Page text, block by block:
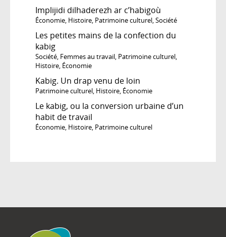
Implijidi dilhaderezh ar c’habigoù
Économie, Histoire, Patrimoine culturel,Société
Les petites mains de la confection du
kabig
Société, Femmes au travail, Patrimoine culturel,
Histoire, Économie
Kabig. Un drap venu de loin
Patrimoine culturel, Histoire, Économie
Le kabig, ou la conversion urbaine d’un
habit de travail
Économie, Histoire, Patrimoine culturel